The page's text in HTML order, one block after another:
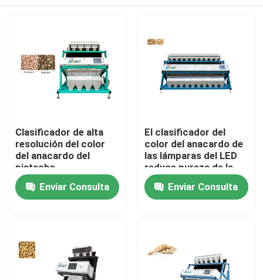
Sobre nosotros
Contactos
Clasificador del color del arroz
Clasificador de alta
resolución del color
del anacardo del
pistacho
Enviar Consulta
El clasificador del
color del anacardo de
las lámparas del LED
reduce pureza de la
tarifa 99,9% de la
fracturaEnviar Consulta